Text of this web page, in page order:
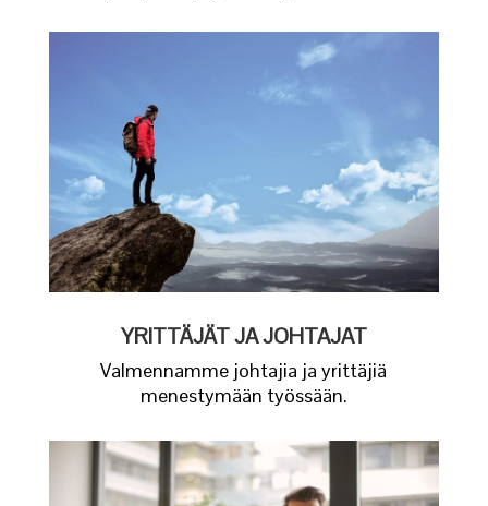
YRITTÄJÄT JA JOHTAJAT
Valmennamme johtajia ja yrittäjiä
menestymään työssään.